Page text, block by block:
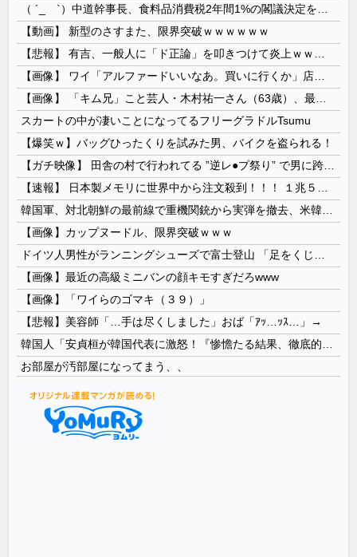
【動画】 新型のさすまた、限界突破ｗｗｗｗｗｗ
スカートの中が凄いことになってるフリーグラドルTsumu
【爆笑ｗ】バッグひったくりを試みた男、バイクを盗られる！
【画像】カップヌードル、限界突破ｗｗｗ
【画像】最近の高級ミニバンの顔キモすぎだろwww
【画像】「ワイらのゴマキ（３９）」
【悲報】美容師「…手は尽くしました」おば「ｱｯ…ｯｽ…」→
お部屋が汚部屋になってまう、、